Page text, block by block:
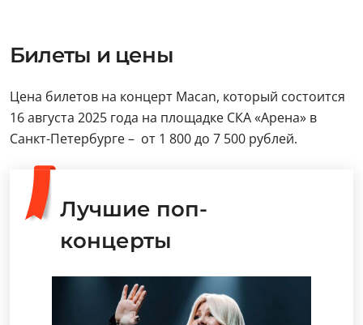
Билеты и цены
Цена билетов на концерт Macan, который состоится
16 августа 2025 года на площадке СКА «Арена» в
Санкт-Петербурге – от 1 800 до 7 500 рублей.
Лучшие поп-
концерты